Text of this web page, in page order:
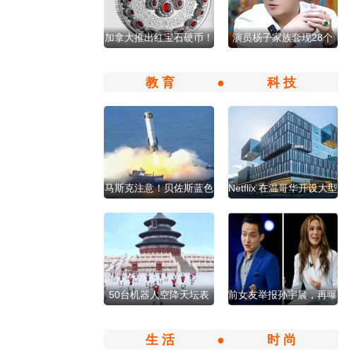
加拿大推出红宝石硬币！
演员杨子家族套现28个
教 育 ● 科 技
马斯克注意！贝佐斯蓝色
Netflix 在温哥华开设大型
50台机器人空降天坛表
前女友举报孙宇晨，再曝
生 活 ● 时 尚